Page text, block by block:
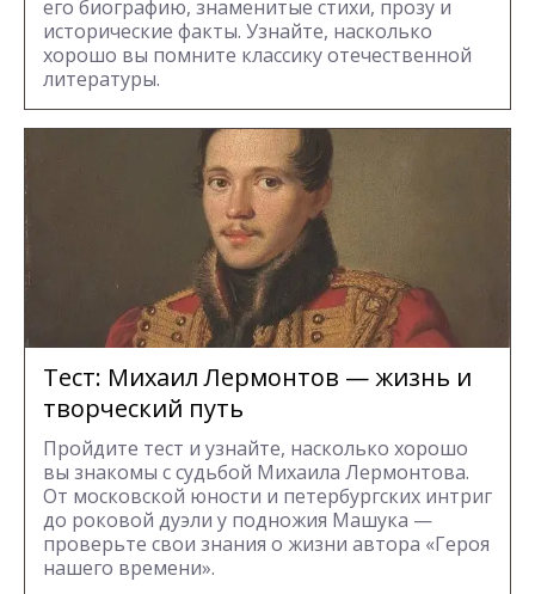
его биографию, знаменитые стихи, прозу и
исторические факты. Узнайте, насколько
хорошо вы помните классику отечественной
литературы.
Тест: Михаил Лермонтов — жизнь и
творческий путь
Пройдите тест и узнайте, насколько хорошо
вы знакомы с судьбой Михаила Лермонтова.
От московской юности и петербургских интриг
до роковой дуэли у подножия Машука —
проверьте свои знания о жизни автора «Героя
нашего времени».